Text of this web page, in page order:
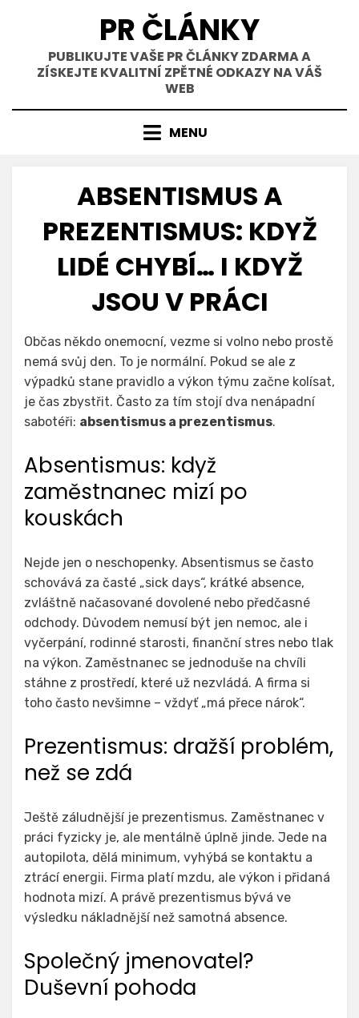
PR ČLÁNKY
PUBLIKUJTE VAŠE PR ČLÁNKY ZDARMA A
ZÍSKEJTE KVALITNÍ ZPĚTNÉ ODKAZY NA VÁŠ
WEB
MENU
ABSENTISMUS A
PREZENTISMUS: KDYŽ
LIDÉ CHYBÍ… I KDYŽ
JSOU V PRÁCI
AutorWe Are For
Humans
Zveřejněno
31. 3. 2026
Občas někdo onemocní, vezme si volno nebo prostě
nemá svůj den. To je normální. Pokud se ale z
výpadků stane pravidlo a výkon týmu začne kolísat,
je čas zbystřit. Často za tím stojí dva nenápadní
sabotéři: absentismus a prezentismus.
Absentismus: když
zaměstnanec mizí po
kouskách
Nejde jen o neschopenky. Absentismus se často
schovává za časté „sick days“, krátké absence,
zvláštně načasované dovolené nebo předčasné
odchody. Důvodem nemusí být jen nemoc, ale i
vyčerpání, rodinné starosti, finanční stres nebo tlak
na výkon. Zaměstnanec se jednoduše na chvíli
stáhne z prostředí, které už nezvládá. A firma si
toho často nevšimne – vždyť „má přece nárok“.
Prezentismus: dražší problém,
než se zdá
Ještě záludnější je prezentismus. Zaměstnanec v
práci fyzicky je, ale mentálně úplně jinde. Jede na
autopilota, dělá minimum, vyhýbá se kontaktu a
ztrácí energii. Firma platí mzdu, ale výkon i přidaná
hodnota mizí. A právě prezentismus bývá ve
výsledku nákladnější než samotná absence.
Společný jmenovatel?
Duševní pohoda